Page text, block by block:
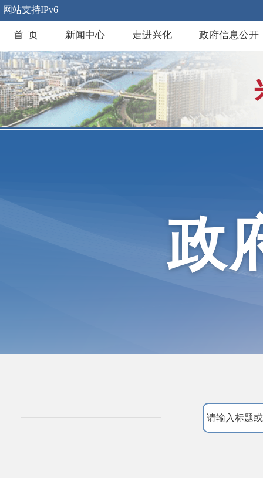
网站支持IPv6
首 页 新闻中心 走进兴化 政府信息公开
政